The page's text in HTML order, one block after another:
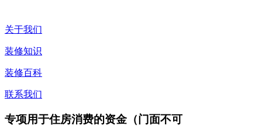
关于我们
装修知识
装修百科
联系我们
专项用于住房消费的资金（门面不可